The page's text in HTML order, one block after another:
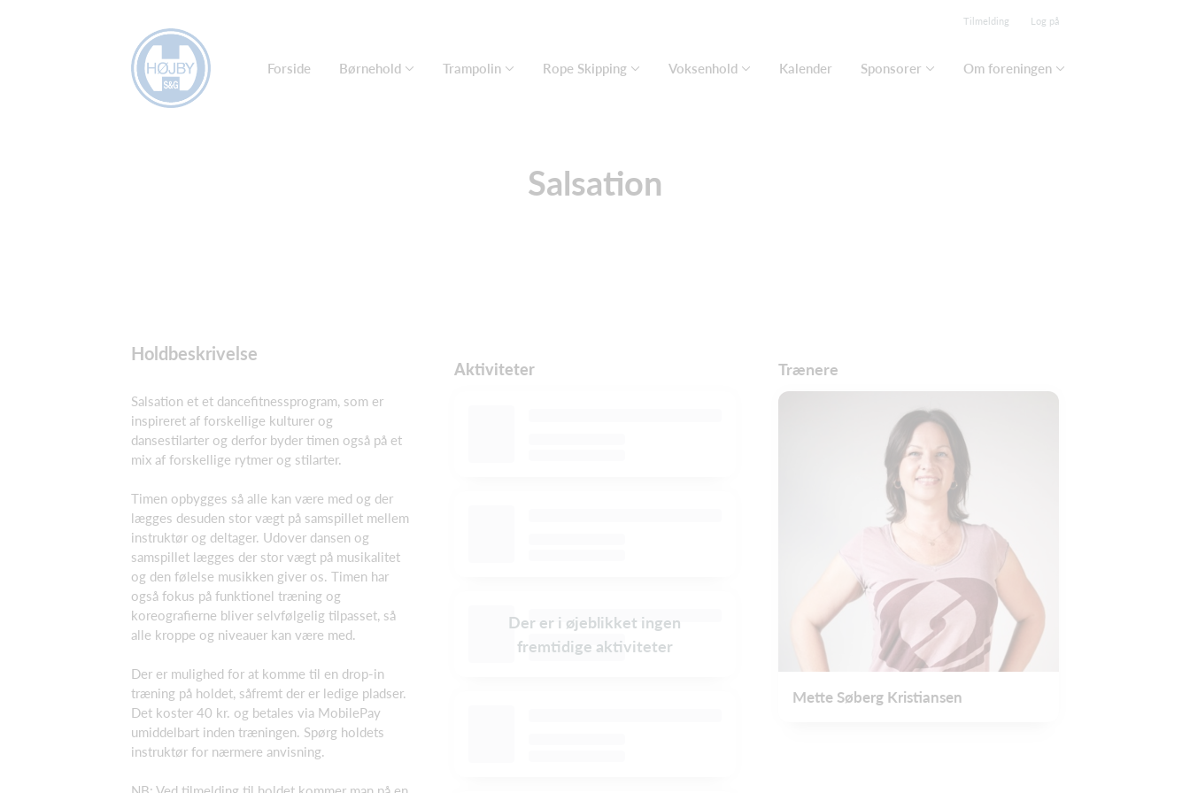
Tilmelding Log på
Forside Børnehold Trampolin Rope Skipping Voksenhold Kalender Sponsorer Om foreningen
Salsation
Holdbeskrivelse
Salsation et et dancefitnessprogram, som er
inspireret af forskellige kulturer og
dansestilarter og derfor byder timen også på et
mix af forskellige rytmer og stilarter.
Timen opbygges så alle kan være med og der
lægges desuden stor vægt på samspillet mellem
instruktør og deltager. Udover dansen og
samspillet lægges der stor vægt på musikalitet
og den følelse musikken giver os. Timen har
også fokus på funktionel træning og
koreografierne bliver selvfølgelig tilpasset, så
alle kroppe og niveauer kan være med.
Der er mulighed for at komme til en drop-in
træning på holdet, såfremt der er ledige pladser.
Det koster 40 kr. og betales via MobilePay
umiddelbart inden træningen. Spørg holdets
instruktør for nærmere anvisning.
Aktiviteter
Der er i øjeblikket ingen
fremtidige aktiviteter
Trænere
Mette Søberg Kristiansen